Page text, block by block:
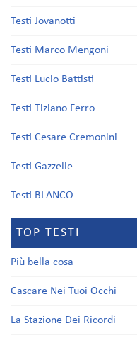
Testi Jovanotti
Testi Marco Mengoni
Testi Lucio Battisti
Testi Tiziano Ferro
Testi Cesare Cremonini
Testi Gazzelle
Testi BLANCO
TOP TESTI
Più bella cosa
Cascare Nei Tuoi Occhi
La Stazione Dei Ricordi